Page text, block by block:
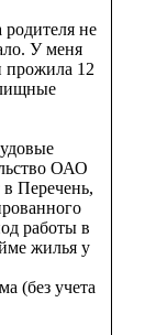
родителя не
У меня
прожила 12
ОАО
Перечень,
работы в
жилья у
(без учета